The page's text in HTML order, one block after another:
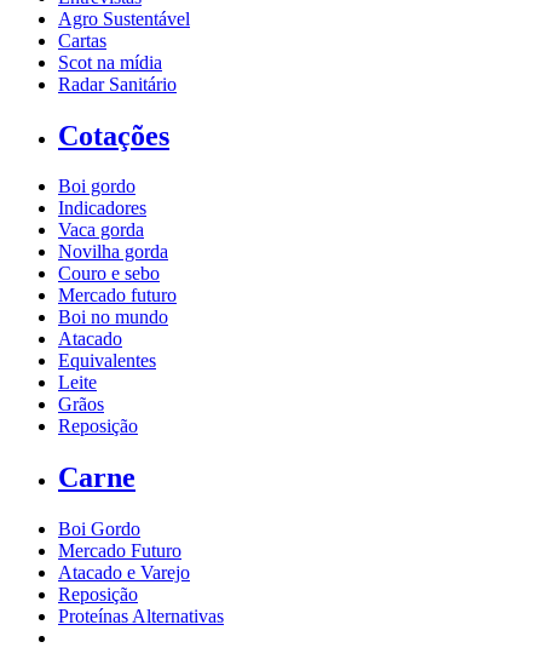
Agro Sustentável
Cartas
Scot na mídia
Radar Sanitário
Cotações
Boi gordo
Indicadores
Vaca gorda
Novilha gorda
Couro e sebo
Mercado futuro
Boi no mundo
Atacado
Equivalentes
Leite
Grãos
Reposição
Carne
Boi Gordo
Mercado Futuro
Atacado e Varejo
Reposição
Proteínas Alternativas